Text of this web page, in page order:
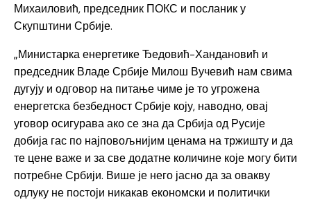
Михаиловић, председник ПОКС и посланик у
Скупштини Србије.
„Министарка енергетике Ђедовић-Хандановић и
председник Владе Србије Милош Вучевић нам свима
дугују и одговор на питање чиме је то угрожена
енергетска безбедност Србије коју, наводно, овај
уговор осигурава ако се зна да Србија од Русије
добија гас по најповољнијим ценама на тржишту и да
те цене важе и за све додатне количине које могу бити
потребне Србији. Више је него јасно да за овакву
одлуку не постоји никакав економски и политички